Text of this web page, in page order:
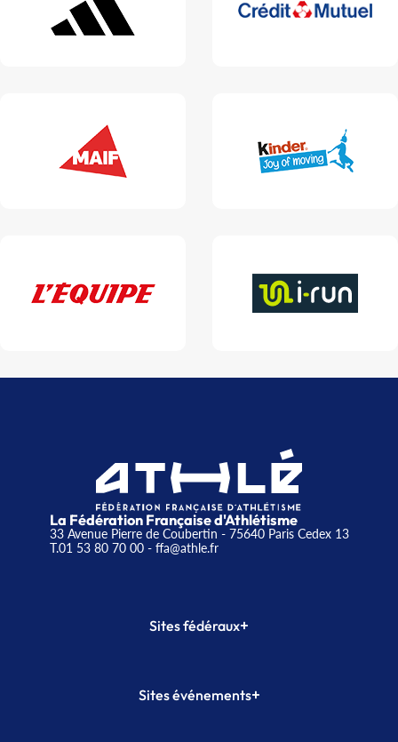
La Fédération Française d'Athlétisme
33 Avenue Pierre de Coubertin - 75640 Paris Cedex 13
T.01 53 80 70 00- ffa@athle.fr
Sites fédéraux+
Plateforme Formation
Sites événements+